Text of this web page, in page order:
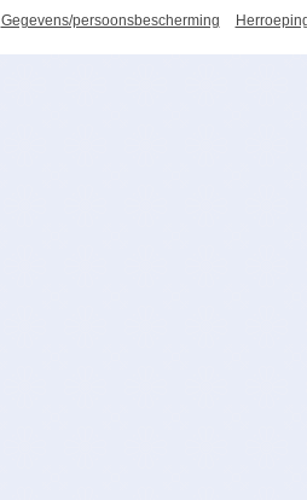
Gegevens/persoonsbescherming